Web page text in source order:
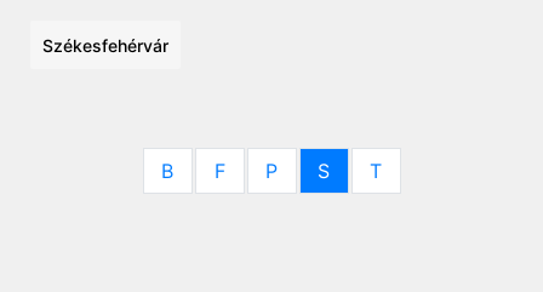
Székesfehérvár
B F P S T